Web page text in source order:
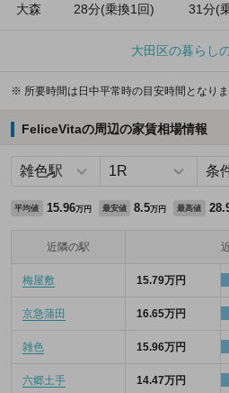
大森 28分(乗換1回) 31分(
大田区の暮らし
※ 所要時間は日中平常時の目安時間となりま
FeliceVitaの周辺の家賃相場情報
平均値 15.96万円 最安値 8.5万円 最高値
近隣の駅
梅屋敷 15.79万円
京急蒲田 16.65万円
雑色 15.96万円
六郷土手 14.47万円